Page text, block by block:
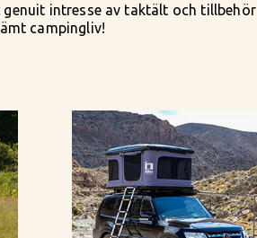
intresse av taktält och tillbehör
campingliv!